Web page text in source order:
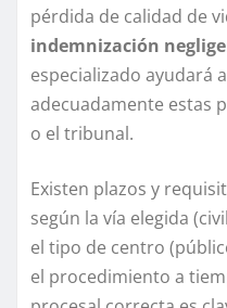
pérdida de calidad de
indemnización
especializado ayudará
adecuadamente estas
o el tribunal.
Existen plazos y
según la vía elegida
el tipo de centro
el procedimiento a